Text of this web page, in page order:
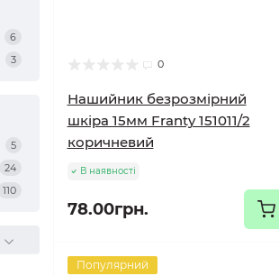
6
3
5
24
110
0
Нашийник безрозмірний
шкіра 15мм Franty 151011/2
коричневий
В наявності
78.00грн.
Популярний